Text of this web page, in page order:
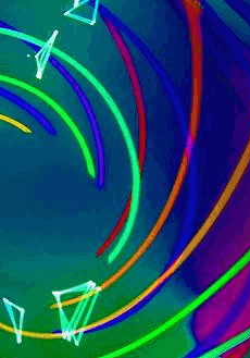
Exporter les lignes
Exporter toutes les
Exporter uniquement les
Menu
?>
Images de la page d'accueil
Cliquez pour éditer
Texte, bouton et/ou
Cliquez pour éditer
Amicale des
Gobain